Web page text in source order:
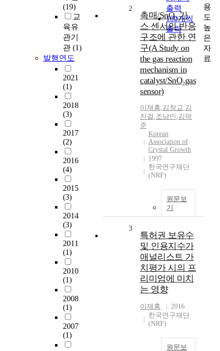
(19)
교
육유
관기
관 (1)
발행연도
2021
(1)
2018
(3)
2017
(2)
2016
(4)
2015
(3)
2014
(3)
2011
(1)
2010
(1)
2008
(1)
2007
(1)
출력
100개씩
출력
2
촉매/SnO₂ 가
스 센서의 반응
구조에 관한 연
구(A Study on
the gas reaction
mechanism in
catalyst/SnO₂gas
sensor)
이재홍,김창교,김
진걸 ,조남인 ,김덕
준
Korean
Association of
Crystal Growth
1997
한국연구재단
(NRF)
원문보
기
3
특허권 보유수
및 인용지수가
애널리스트 가
치평가 시의 프
리미엄에 미치
는 영향
이재홍
2016
한국연구재단
(NRF)
원문보
용
도
높
은
자
료